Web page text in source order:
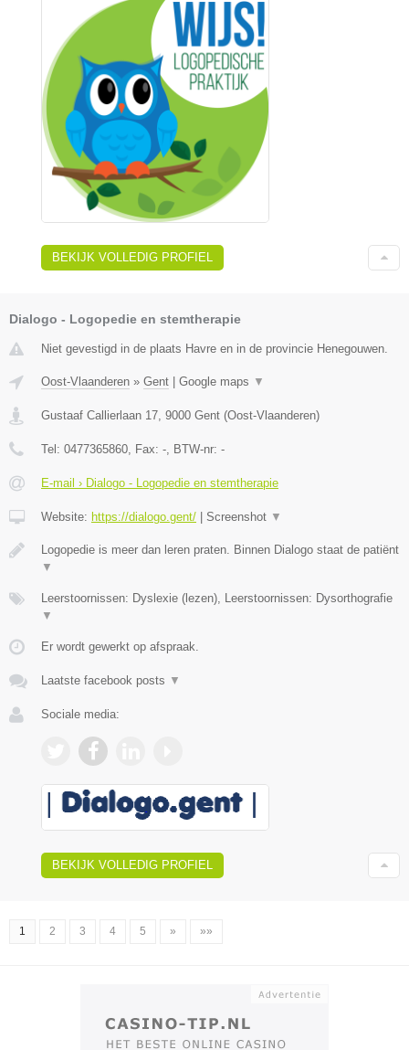
BEKIJK VOLLEDIG PROFIEL
Dialogo - Logopedie en stemtherapie
Niet gevestigd in de plaats Havre en in de provincie Henegouwen.
Oost-Vlaanderen » Gent Google maps ▼
Gustaaf Callierlaan 17, 9000 Gent (Oost-Vlaanderen)
Tel: 0477365860, Fax: -, BTW-nr: -
E-mail › Dialogo - Logopedie en stemtherapie
Website: https://dialogo.gent/ Screenshot ▼
Logopedie is meer dan leren praten. Binnen Dialogo staat de patiënt
▼
Leerstoornissen: Dyslexie (lezen), Leerstoornissen: Dysorthografie
▼
Er wordt gewerkt op afspraak.
Laatste facebook posts ▼
Sociale media:
BEKIJK VOLLEDIG PROFIEL
1 2 3 4 5 » »»